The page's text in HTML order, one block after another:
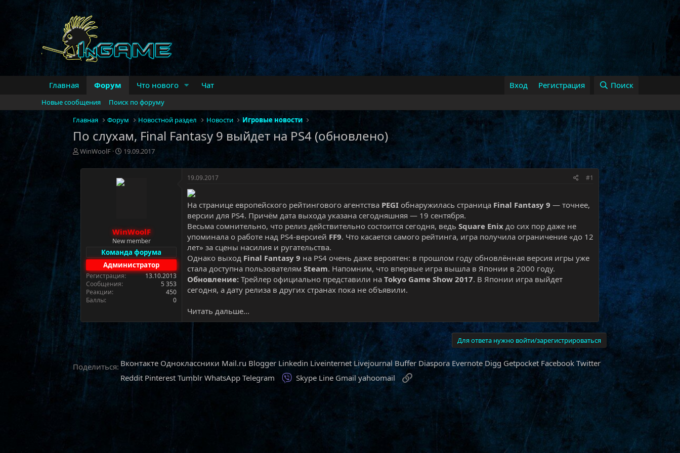
Главная Форум Что нового Чат Вход Регистрация Поиск
Новые сообщения
Поиск по форуму
Главная
Форум Новостной раздел Новости Игровые новости
По слухам, Final Fantasy 9 выйдет на PS4 (обновлено)
А
т
WinWoolF
Д
т
а
н
а
19.09.2017
WinWoolF
New member
Команда форума
Администратор
Регистрация
13.10.2013
Сообщения
5 353
Реакции
450
Баллы
0
19.09.2017 #1
На странице европейского рейтингового агентства PEGI обнаружилась страница Final Fantasy 9 — точнее,
версии для PS4. Причём дата выхода указана сегодняшняя — 19 сентября.
Весьма сомнительно, что релиз действительно состоится сегодня, ведьSquare Enix до сих пор даже не
упоминала о работе над PS4-версией FF9. Что касается самого рейтинга, игра получила ограничение «до 12
лет» за сцены насилия и ругательства.
Однако выход Final Fantasy 9 на PS4 очень даже вероятен: в прошлом году обновлённая версия игры уже
стала доступна пользователямSteam. Напомним, что впервые игра вышла в Японии в 2000 году.
Обновление: Трейлер официально представили наTokyo Game Show 2017. В Японии игра выйдет
сегодня, а дату релиза в других странах пока не объявили.​
Читать дальше...
Для ответа нужно войти/зарегистрироваться
Поделиться: Вконтакте Одноклассники Mail.ru Blogger Linkedin Liveinternet Livejournal Buffer Diaspora Evernote Digg Getpocket Facebook Twitter
Reddit Pinterest Tumblr WhatsApp Telegram Viber
Skype Line Gmail yahoomail